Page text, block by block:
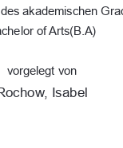
akademischen
of Arts(B.A)
vorgelegt von
Isabel